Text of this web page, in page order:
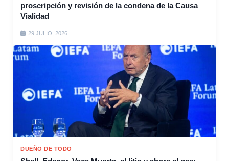
proscripción y revisión de la condena de la Causa
Vialidad
29 JULIO, 2026
DUEÑO DE TODO